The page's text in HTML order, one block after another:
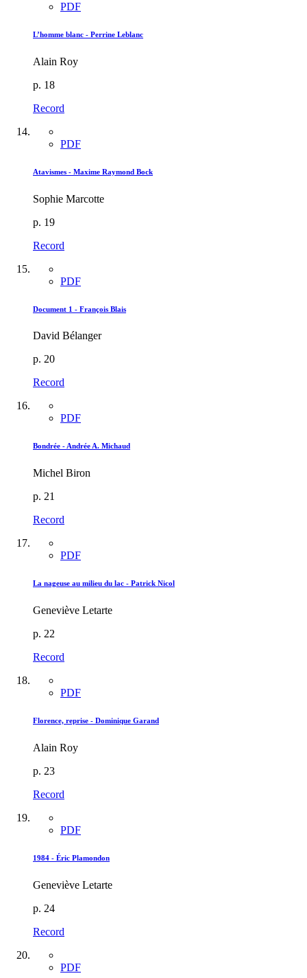
PDF
L’homme blanc - Perrine Leblanc
Alain Roy
p. 18
Record
PDF
Atavismes - Maxime Raymond Bock
Sophie Marcotte
p. 19
Record
PDF
Document 1 - François Blais
David Bélanger
p. 20
Record
PDF
Bondrée - Andrée A. Michaud
Michel Biron
p. 21
Record
PDF
La nageuse au milieu du lac - Patrick Nicol
Geneviève Letarte
p. 22
Record
PDF
Florence, reprise - Dominique Garand
Alain Roy
p. 23
Record
PDF
1984 - Éric Plamondon
Geneviève Letarte
p. 24
Record
PDF